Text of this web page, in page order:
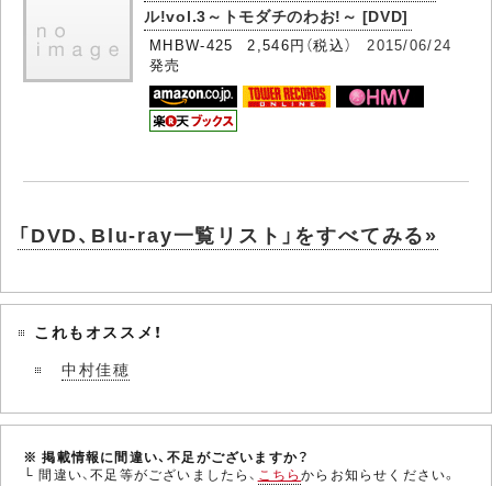
ル!vol.3～トモダチのわお!～ [DVD]
MHBW-425 2,546円（税込）2015/06/24
発売
「DVD、Blu-ray一覧リスト」をすべてみる»
これもオススメ！
中村佳穂
※ 掲載情報に間違い、不足がございますか？
└ 間違い、不足等がございましたら、 こちらからお知らせください。